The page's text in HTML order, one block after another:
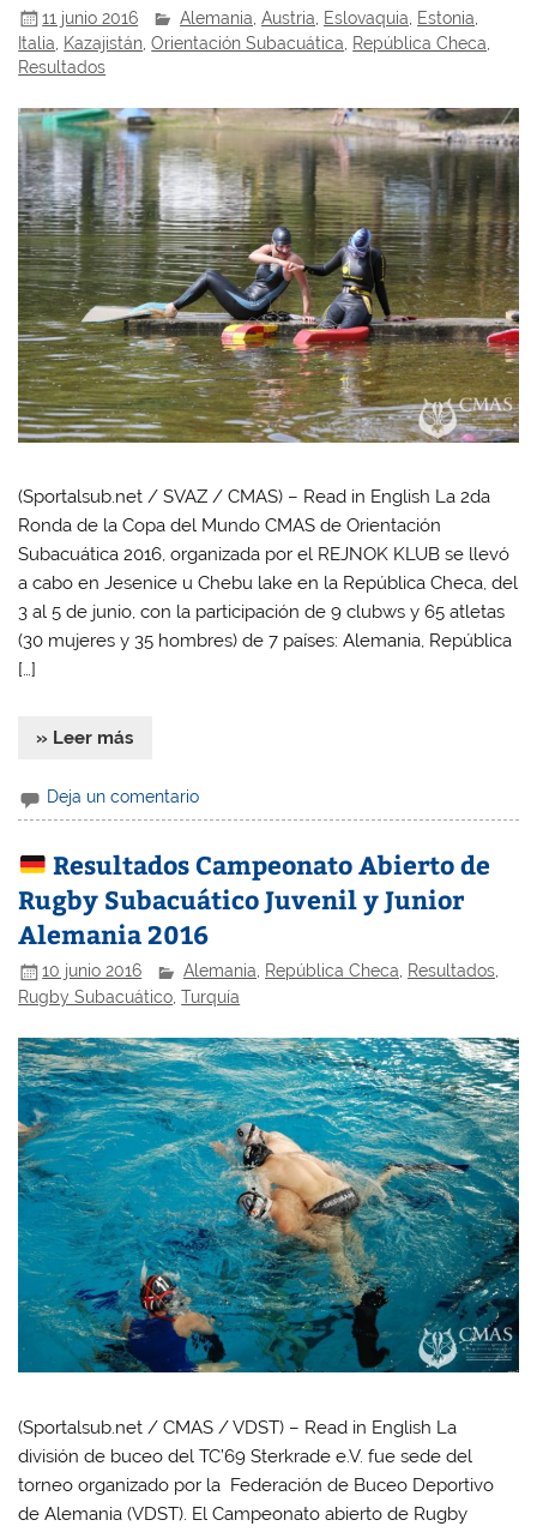
11 junio 2016 Alemania ,Austria Eslovaquia Estonia
Italia
Kazajistán ,Orientación Subacuática República Checa
Resultados
(Sportalsub.net / SVAZ / CMAS) – Read in English La 2da
Ronda de la Copa del Mundo CMAS de Orientación
Subacuática 2016, organizada por el REJNOK KLUB se llevó
a cabo en Jesenice u Chebu lake en la República Checa, del
3 al 5 de junio, con la participación de 9 clubws y 65 atletas
(30 mujeres y 35 hombres) de 7 países: Alemania, República
[…]
» Leer más
Deja un comentario
Resultados Campeonato Abierto de
Rugby Subacuático Juvenil y Junior
Alemania 2016
10 junio 2016 Alemania, República Checa, Resultados,
Rugby Subacuático ,Turquía
(Sportalsub.net / CMAS / VDST) – Read in English La
división de buceo del TC’69 Sterkrade e.V. fue sede del
torneo organizado por la Federación de Buceo Deportivo
de Alemania (VDST). El Campeonato abierto de Rugby